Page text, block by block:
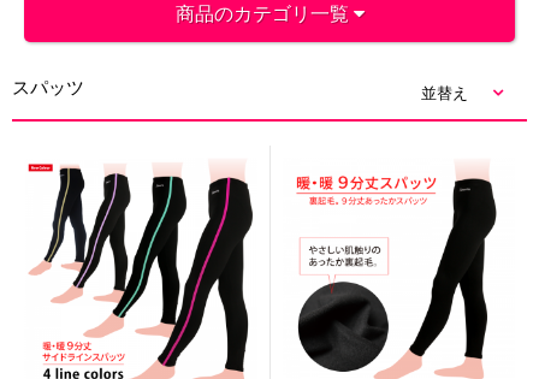
商品のカテゴリ一覧
スパッツ 並替え